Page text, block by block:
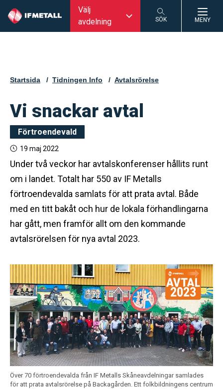
Välj
avdelning
SÖK MENY
Startsida Tidningen Info Avtalsrörelse
Vi snackar avtal
Förtroendevald
19 maj 2022
Under två veckor har avtalskonferenser hållits runt
om i landet. Totalt har 550 av IF Metalls
förtroendevalda samlats för att prata avtal. Både
med en titt bakåt och hur de lokala förhandlingarna
har gått, men framför allt om den kommande
avtalsrörelsen för nya avtal 2023.
Över 70 förtroendevalda från IF Metalls Skåneavdelningar samlades
för att prata avtalsrörelse på Backagården. Ett folkbildningens centrum